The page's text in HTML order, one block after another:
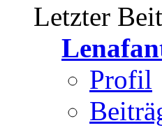
Letzter
Profil